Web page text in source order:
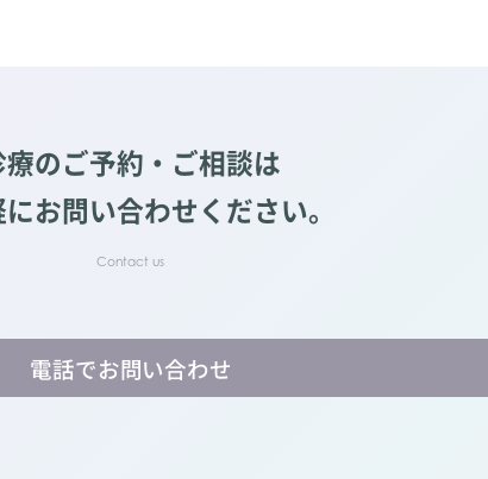
療のご予約・ご相談は
お問い合わせください。
電話でお問い合わせ